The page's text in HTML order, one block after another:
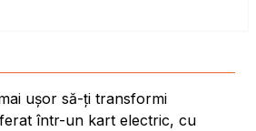
ușor să-ți transformi
într-un kart electric, cu